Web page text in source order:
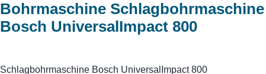
Bohrmaschine Schlagbohrmaschine
Bosch UniversalImpact 800
Schlagbohrmaschine Bosch UniversalImpact 800